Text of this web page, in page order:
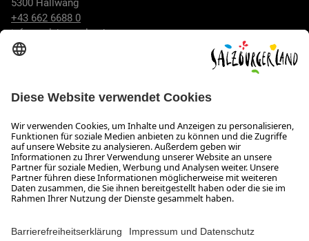
5300 Hallwang
+43 662 6688 0
info@salzburgerland.com
Wir freuen uns auf Ihre Anfrage!
Gerne stehen wir Ihnen von Montag bis Donnerstag von 08:00
bis 17:30 Uhr und am Freitag von 08:00 bis 17:00 Uhr zur
Verfügung.
Das Unternehmen Jobs Meeting- und Kongresslocations